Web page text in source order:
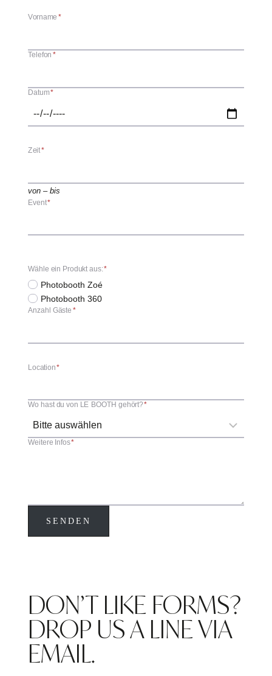
Vorname *
Telefon *
Datum*
Zeit*
von – bis
Event*
Wähle ein Produkt aus:*
Photobooth Zoé
Photobooth 360
Anzahl Gäste *
Location *
Wo hast du von LE BOOTH gehört? *
Weitere Infos*
SENDEN
DON’T LIKE FORMS?
DROP US A LINE VIA
EMAIL.